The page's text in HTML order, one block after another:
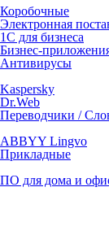
Коробочные
Электронная
1С для бизнеса
Бизнес-
Антивирусы
Kaspersky
Dr.Web
Переводчики /
ABBYY Lingvo
Прикладные
ПО для дома и